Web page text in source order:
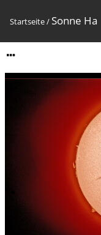
Startseite/ Sonne Ha